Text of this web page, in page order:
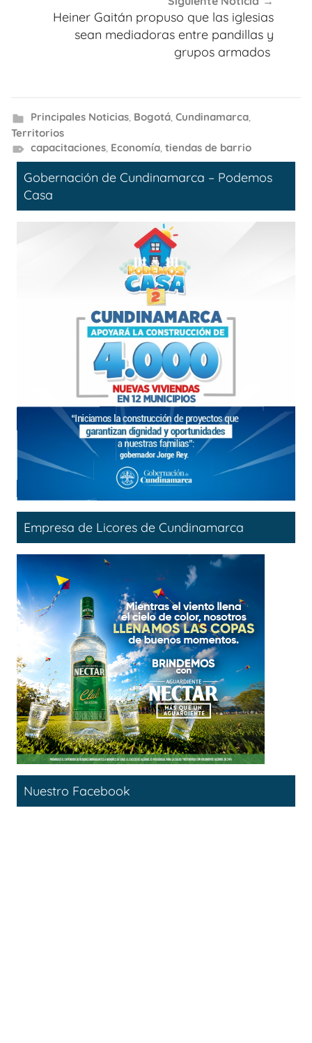
Heiner Gaitán propuso que las iglesias
sean mediadoras entre pandillas y
grupos armados
Principales Noticias, Bogotá, Cundinamarca,
Territorios
capacitaciones, Economía, tiendas de barrio
Gobernación de Cundinamarca – Podemos
Casa
Empresa de Licores de Cundinamarca
Nuestro Facebook